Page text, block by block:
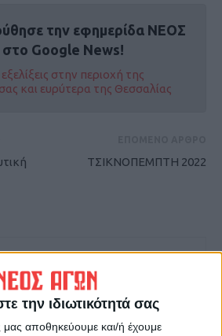
την ιδιωτικότητά σας
μας αποθηκεύουμε και/ή έχουμε
την εφημερίδα ΝΕΟΣ
Google News!
στην περιοχή της
και ευρύτερα της Θεσσαλίας
ΤΣΙΚΝΟΠΕΜΠΤΗ 2022